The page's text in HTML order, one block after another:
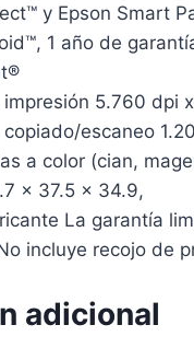
y Epson Smart
1 año de
impresión 5.760 dpi
copiado/escaneo
a color (cian,
x 37.5 x 34.9,
La garantía
incluye recojo de
adicional